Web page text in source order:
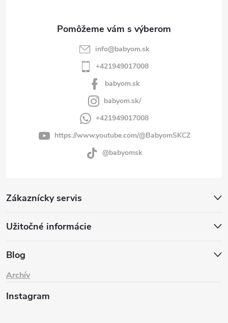
Zákaznícky servis
Užitočné informácie
Blog
Archív
info@babyom.sk
+421949017008
babyom.sk
babyom.sk/
+421949017008
https://www.youtube.com/@BabyomSKCZ
@babyomsk
Instagram